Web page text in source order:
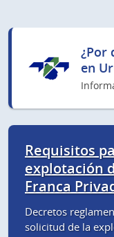
¿Por
en
Requisitos
explotación
Franca
Decretos
solicitud de la